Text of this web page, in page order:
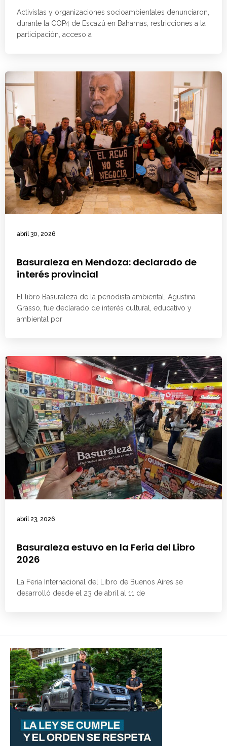
Activistas y organizaciones socioambientales denunciaron,
durante la COP4 de Escazú en Bahamas, restricciones a la
participación, acceso a
abril 30, 2026
Basuraleza en Mendoza: declarado de
interés provincial
El libro Basuraleza de la periodista ambiental, Agustina
Grasso, fue declarado de interés cultural, educativo y
ambiental por
abril 23, 2026
Basuraleza estuvo en la Feria del Libro
2026
La Feria Internacional del Libro de Buenos Aires se
desarrolló desde el 23 de abril al 11 de